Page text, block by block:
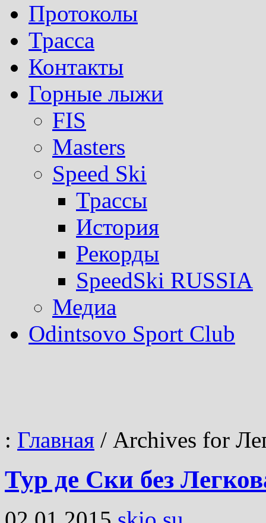
Протоколы
Трасса
Контакты
Горные лыжи
FIS
Masters
Speed Ski
Трассы
История
Рекорды
SpeedSki RUSSIA
Медиа
Odintsovo Sport Club
: Главная / Archives for
Тур де Ски без